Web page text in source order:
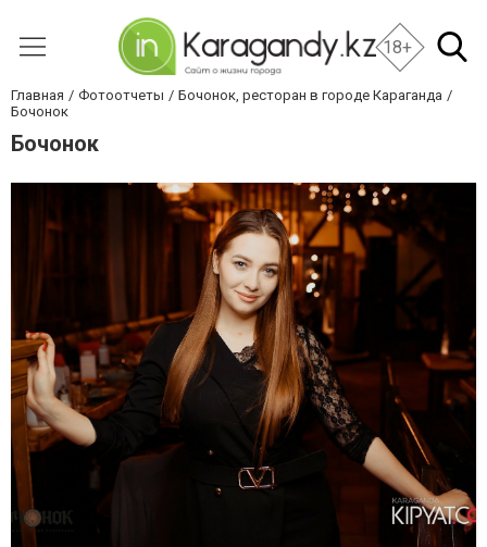
18+
Главная Фотоотчеты
Бочонок, ресторан в городе Караганда
Бочонок
Бочонок